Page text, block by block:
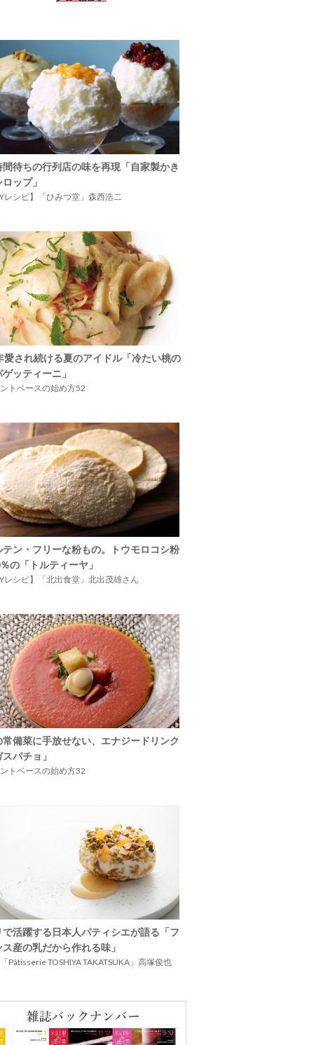
間待ちの行列店の味を再現「自家製かき
ップ」
レシピ】「ひみつ堂」森西浩二
愛され続ける夏のアイドル「冷たい桃の
ッティーニ」
トベースの始め方52
テン・フリーな粉もの。トウモロコシ粉
の「トルティーヤ」
レシピ】「北出食堂」北出茂雄さん
常備菜に手放せない、エナジードリンク
パチョ」
トベースの始め方32
で活躍する日本人パティシエが語る「フ
産の乳だから作れる味」
Pâtisserie TOSHIYA TAKATSUKA」高塚俊也